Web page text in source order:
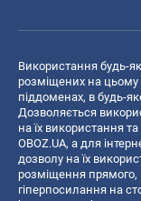
Використання будь-
розміщених на цьому
піддоменах, в будь-
Дозволяється
на їх використання
OBOZ.UA, а для
дозволу на їх
розміщення прямого,
гіперпосилання на